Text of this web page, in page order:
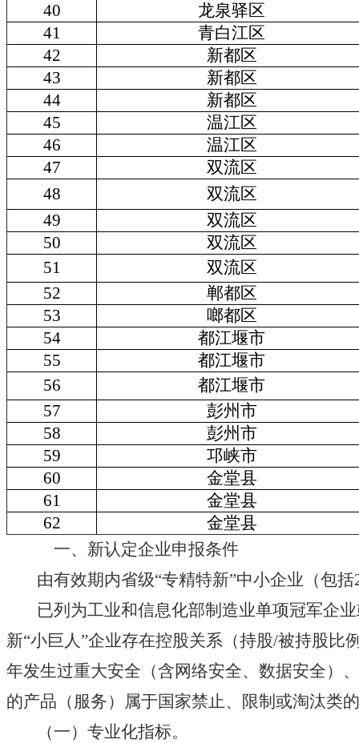
40
龙泉驿区
41
青白江区
42
新都区
43
新都区
44
新都区
45
温江区
46
温江区
47
双流区
48
双流区
49
双流区
50
双流区
51
双流区
52
郸都区
53
啷都区
54
都江堰市
55
都江堰市
56
都江堰市
57
彭州市
58
彭州市
59
邛峡市
60
金堂县
61
金堂县
62
金堂县
一、新认定企业申报条件
由有效期内省级“专精特新”中小企业（包括
已列为工业和信息化部制造业单项冠军企业
新“小巨人”企业存在控股关系（持股/被持股
年发生过重大安全（含网络安全、数据安全）
的产品（服务）属于国家禁止、限制或淘汰类
（一）专业化指标。